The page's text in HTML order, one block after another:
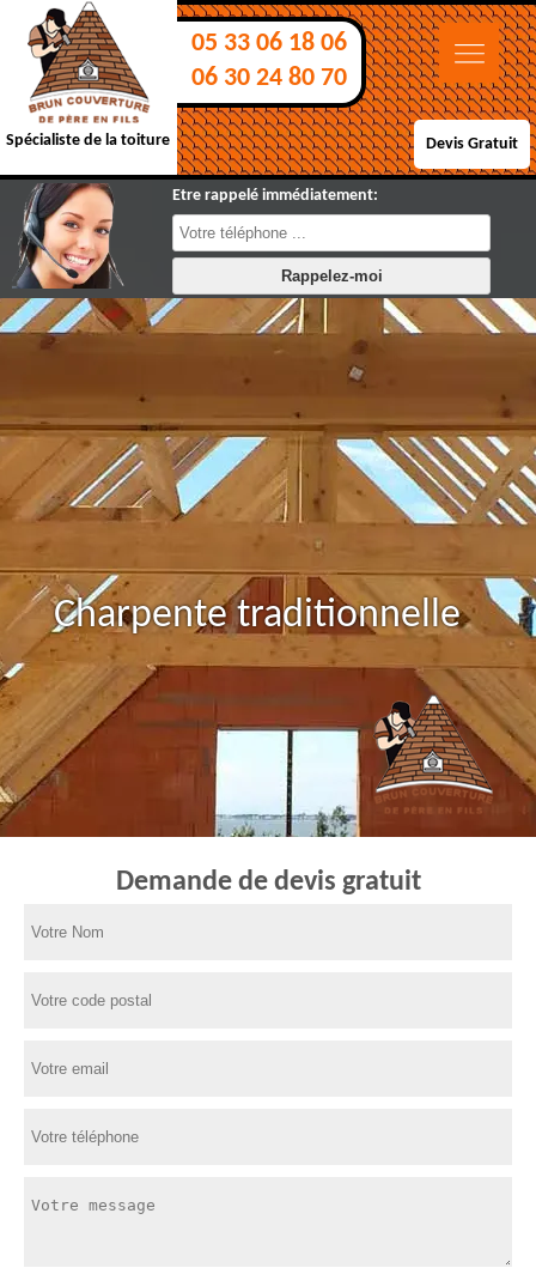
Spécialiste de la toiture
05 33 06 18 06
06 30 24 80 70
Devis Gratuit
Etre rappelé immédiatement:
Charpente traditionnelle
Demande de devis gratuit